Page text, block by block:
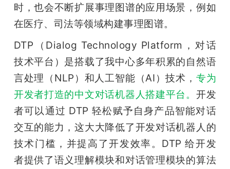
时，也会不断扩展事理图谱的应用场景，例如
在医疗、司法等领域构建事理图谱。
DTP（Dialog Technology Platform，对话
技术平台）是搭载了我中心多年积累的自然语
言处理（NLP）和人工智能（AI）技术， 专为
开发者打造的中文对话机器人搭建平台。 开发
者可以通过 DTP 轻松赋予自身产品智能对话
交互的能力，这大大降低了开发对话机器人的
技术门槛，并提高了开发效率。DTP 给开发
者提供了语义理解模块和对话管理模块的算法